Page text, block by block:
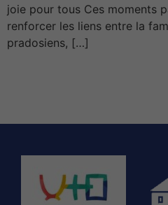
joie pour tous Ces moments
renforcer les liens entre la
pradosiens, […]